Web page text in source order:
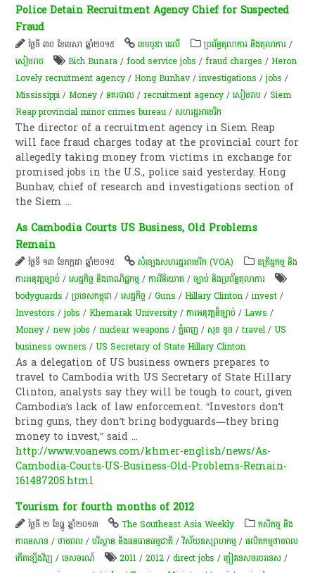
Police Detain Recruitment Agency Chief for Suspected
Fraud
ថ្ងៃទី ៣០ ខែមេសា ឆ្នាំ២០១៥ ខេមបូឌា ដេលី ប្រព័ន្ធតុលាការ និងតុលាការ /
សៀមរាប
Bich Bunara /food service jobs /fraud charges /Heron
Lovely recruitment agency /Hong Bunhav /investigations /jobs /
Mississippi /Money /នគរបាល /recruitment agency /សៀមរាប /Siem
Reap provincial minor crimes bureau /សហរដ្ឋអាមេរិក
The director of a recruitment agency in Siem Reap
will face fraud charges today at the provincial court for
allegedly taking money from victims in exchange for
promised jobs in the U.S., police said yesterday. Hong
Bunhav, chief of research and investigations section of
the Siem...
As Cambodia Courts US Business, Old Problems
Remain
ថ្ងៃទី ១៣ ខែកក្កដា ឆ្នាំ២០១៥ សំឡេង​សហរដ្ឋ​អាមេរិក (VOA)
ឧក្រិដ្ឋកម្ម និង
ការអនុវត្តច្បាប់ /សេដ្ឋកិច្ច និងពាណិជ្ជកម្ម /ការវិនិយោគ /ច្បាប់ និងប្រព័ន្ធតុលាការ
bodyguards /ប្រទេសកម្ពុជា /សេដ្ឋកិច្ច /Guns /Hillary Clinton /invest /
Investors /jobs /Khemarak University /ការអនុវត្ត​ន៏​ច្បាប់ /Laws /
Money /new jobs /nuclear weapons /ភ្នំពេញ /សុខ ទូច /travel /US
business owners /US Secretary of State Hillary Clinton
As a delegation of US business owners prepares to
travel to Cambodia with US Secretary of State Hillary
Clinton, analysts say they will be tough to court, given
Cambodia’s lack of law enforcement. “Investors don’t
bring guns, they don’t bring bodyguards—they bring
money to invest,” said...
http://www.voanews.com/khmer-english/news/As-
Cambodia-Courts-US-Business-Old-Problems-Remain-
161487205.html
Tourism for fourth months of 2012
ថ្ងៃទី ២ ខែធ្នូ ឆ្នាំ២០១៣ The Southeast Asia Weekly
កសិកម្ម​ និង​
ការ​នេ​សាទ​ /ថាមពល /បរិស្ថាន និងធនធានធម្មជាតិ /វិស័យឧស្សាហកម្ម /ផលិតកម្មថាមពល
កើតឡើងវិញ /ទេសចរណ៍ 2011 /2012 /direct jobs /ភ្ញៀវទេសចរ​បរទេស​ /